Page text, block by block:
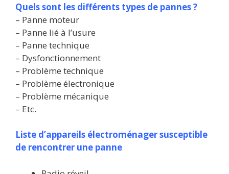
Quels sont les différents types de pannes ?
– Panne moteur
– Panne lié à l’usure
– Panne technique
– Dysfonctionnement
– Problème technique
– Problème électronique
– Problème mécanique
– Etc.
Liste d’appareils électroménager susceptible
de rencontrer une panne